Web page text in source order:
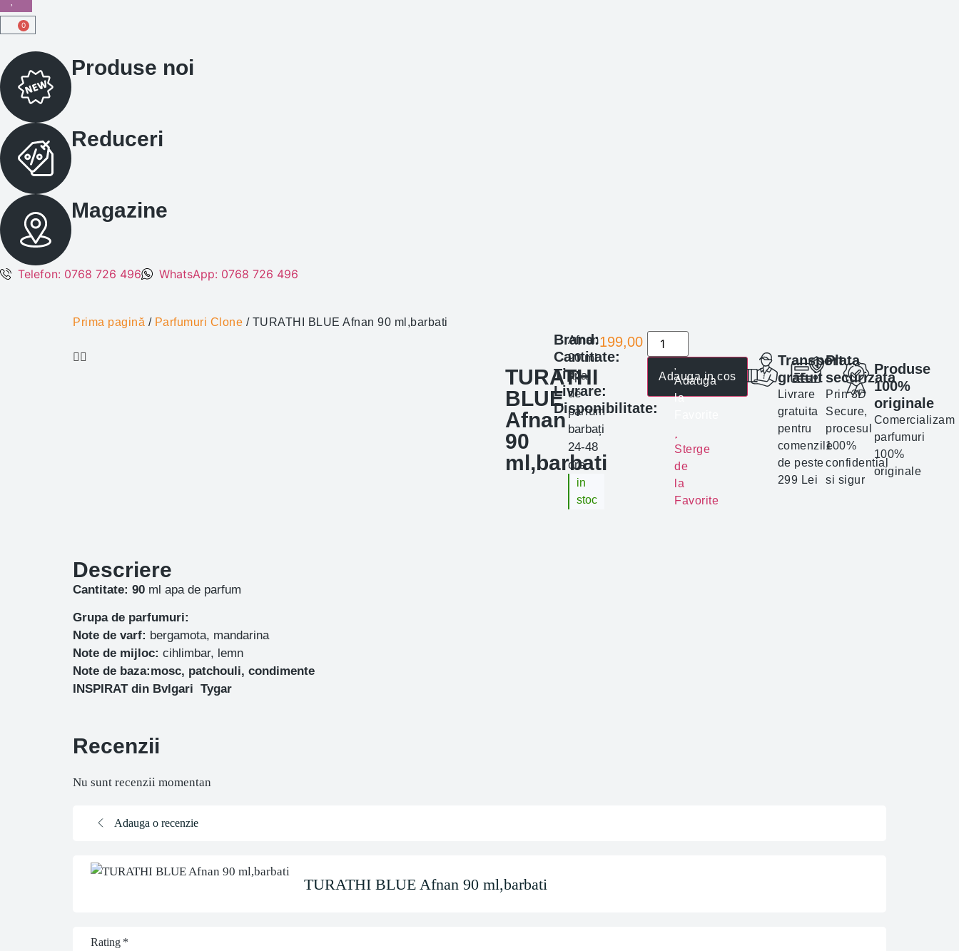
0
Produse noi
Reduceri
Magazine
Telefon: 0768 726 496 WhatsApp: 0768 726 496
Prima pagină / Parfumuri Clone / TURATHI BLUE Afnan 90 ml,barbati
TURATHI
BLUE
Afnan
90
ml,barbati
Brand:
Cantitate:
Tip:
Livrare:
Disponibilitate:
Afnan
90 ml
apa
de
parfum
barbați
24-48
ore
in
stoc
199,00
Adauga in cos
Adauga
la
Sterge
de
la
Favorite
Transport
gratuit
Livrare
gratuita
pentru
comenzile
de peste
299 Lei
Plata
securizata
Prin 3D
Secure,
procesul
100%
confidential
si sigur
Produse
100%
originale
Comercializam
parfumuri
100%
originale
Descriere
Cantitate: 90 ml apa de parfum
Grupa de parfumuri:
Note de varf: bergamota, mandarina
Note de mijloc: cihlimbar, lemn
Note de baza:mosc, patchouli, condimente
INSPIRAT din Bvlgari Tygar
Recenzii
Nu sunt recenzii momentan
Adauga o recenzie
TURATHI BLUE Afnan 90 ml,barbati
Rating *